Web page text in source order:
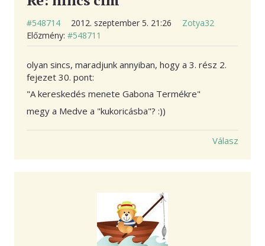
#548714 2012. szeptember 5. 21:26
Zotya32
Előzmény: #548711
olyan sincs, maradjunk annyiban, hogy a 3. rész 2.
fejezet 30. pont:
"A kereskedés menete Gabona Termékre"
megy a Medve a "kukoricásba"? :))
Válasz